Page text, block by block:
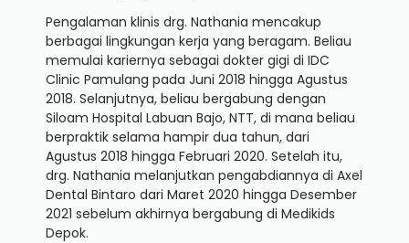
Pengalaman klinis drg. Nathania mencakup
berbagai lingkungan kerja yang beragam. Beliau
memulai kariernya sebagai dokter gigi di IDC
Clinic Pamulang pada Juni 2018 hingga Agustus
2018. Selanjutnya, beliau bergabung dengan
Siloam Hospital Labuan Bajo, NTT, di mana beliau
berpraktik selama hampir dua tahun, dari
Agustus 2018 hingga Februari 2020. Setelah itu,
drg. Nathania melanjutkan pengabdiannya di Axel
Dental Bintaro dari Maret 2020 hingga Desember
2021 sebelum akhirnya bergabung di Medikids
Depok.